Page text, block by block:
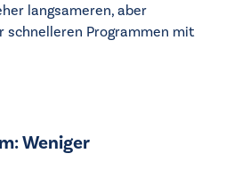
langsameren, aber
Programmen mit
Weniger